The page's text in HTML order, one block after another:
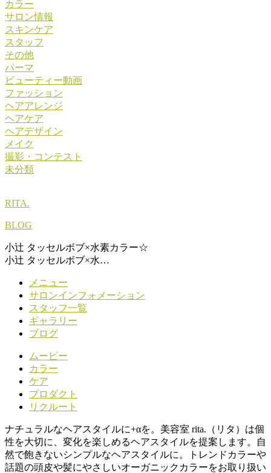
カラー
サロン情報
スキンケア
スタッフ
その他
パーマ
ビューティー動画
ファッション
ヘアアレンジ
ヘアケア
ヘアデザイン
メイク
撮影・コンテスト
未分類
RITA.
BLOG
小辻 タッセルボブ×水素カラー☆
小辻 タッセルボブ×水…
メニュー
サロンインフォメーション
スタッフ一覧
ギャラリー
ブログ
ムービー
カラー
ケア
プロダクト
リクルート
ナチュラルなヘアスタイルに+αを。美容室 rita.（リタ）は個
性を大切に、変化を楽しめるヘアスタイルを提案します。自
然で飽きないシンプルなヘアスタイルに。トレンドカラーや
話題の頭皮や髪にやさしいオーガニックカラーをお取り扱い